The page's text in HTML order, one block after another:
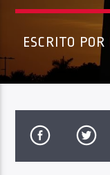
PROGRAMA ACTUAL
ESCRITO POR